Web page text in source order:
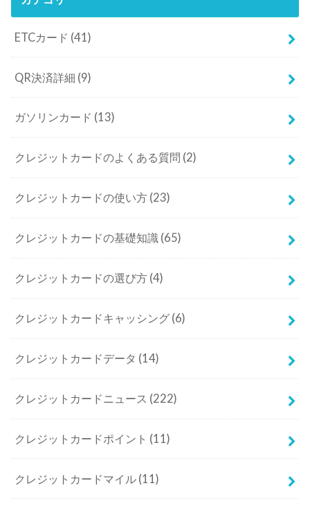
ETCカード (41)
QR決済詳細 (9)
ガソリンカード (13)
クレジットカードのよくある質問 (2)
クレジットカードの使い方 (23)
クレジットカードの基礎知識 (65)
クレジットカードの選び方 (4)
クレジットカードキャッシング (6)
クレジットカードデータ (14)
クレジットカードニュース (222)
クレジットカードポイント (11)
クレジットカードマイル (11)